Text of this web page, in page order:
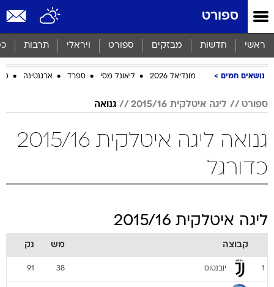
ספורט
ראשי חדשות מבזקים ספורט ויראלי תרבות
נושאים חמים מונדיאל 2026 ליאונל מסי ספרד ארגנטינה
ספורט ליגה איטלקית 2015/16 גנואה
גנואה ליגה איטלקית 2015/16
כדורגל
ליגה איטלקית 2015/16
קבוצה מש נק
1 יובנטוס 38
91